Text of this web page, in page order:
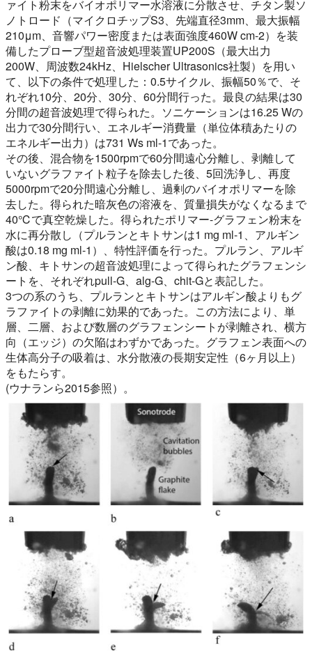
ァイト粉末をバイオポリマー水溶液に分散させ、チタン製ソ
ノトロード（マイクロチップS3、先端直径3mm、最大振幅
210μm、音響パワー密度または表面強度460W cm-2）を装
備したプローブ型超音波処理装置UP200S（最大出力
200W、周波数24kHz、Hielscher Ultrasonics社製）を用い
て、以下の条件で処理した：0.5サイクル、振幅50％で、そ
れぞれ10分、20分、30分、60分間行った。最良の結果は30
分間の超音波処理で得られた。ソニケーションは16.25 Wの
出力で30分間行い、エネルギー消費量（単位体積あたりの
エネルギー出力）は731 Ws ml-1であった。
その後、混合物を1500rpmで60分間遠心分離し、剥離して
いないグラファイト粒子を除去した後、5回洗浄し、再度
5000rpmで20分間遠心分離し、過剰のバイオポリマーを除
去した。得られた暗灰色の溶液を、質量損失がなくなるまで
40℃で真空乾燥した。得られたポリマー-グラフェン粉末を
水に再分散し（プルランとキトサンは1 mg ml-1、アルギン
酸は0.18 mg ml-1）、特性評価を行った。プルラン、アルギ
ン酸、キトサンの超音波処理によって得られたグラフェンシ
ートを、それぞれpull-G、alg-G、chit-Gと表記した。
3つの系のうち、プルランとキトサンはアルギン酸よりもグ
ラファイトの剥離に効果的であった。この方法により、単
層、二層、および数層のグラフェンシートが剥離され、横方
向（エッジ）の欠陥はわずかであった。グラフェン表面への
生体高分子の吸着は、水分散液の長期安定性（6ヶ月以上）
をもたらす。
(ウナランら2015参照）。